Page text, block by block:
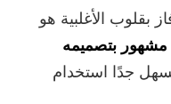
بقلوب الأغلبية هو
مشهور بتصميمه
جدًا استخدام
متجر
صالح.